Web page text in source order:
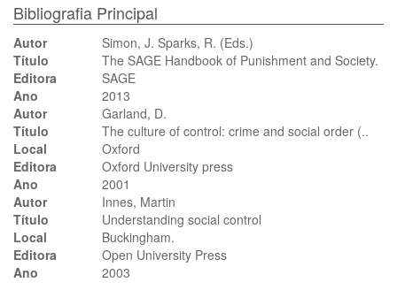
Bibliografia Principal
Autor
Simon, J. Sparks, R. (Eds.)
Título
The SAGE Handbook of Punishment and Society.
Editora
SAGE
Ano
2013
Autor
Garland, D.
Título
The culture of control: crime and social order (..
Local
Oxford
Editora
Oxford University press
Ano
2001
Autor
Innes, Martin
Título
Understanding social control
Local
Buckingham.
Editora
Open University Press
Ano
2003